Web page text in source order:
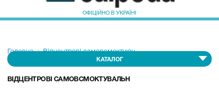
ОФІЦІЙНО В УКРАЇНІ
Головна Відцентрові самовсмоктуюч
КАТАЛОГ
ВІДЦЕНТРОВІ САМОВСМОКТУВАЛЬН